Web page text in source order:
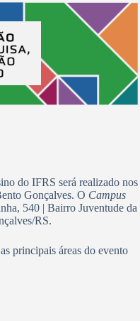
do IFRS será realizado nos
Gonçalves. O Campus
540 | Bairro Juventude da
RS.
principais áreas do evento